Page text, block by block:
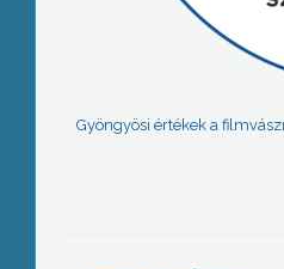
Gyöngyösi értékek a